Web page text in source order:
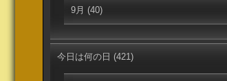
9月 (40)
今日は何の日 (421)